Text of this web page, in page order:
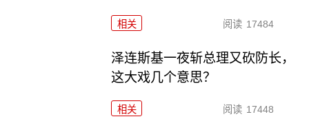
相关 阅读 17484
泽连斯基一夜斩总理又砍防长，
这大戏几个意思？
相关 阅读 17448